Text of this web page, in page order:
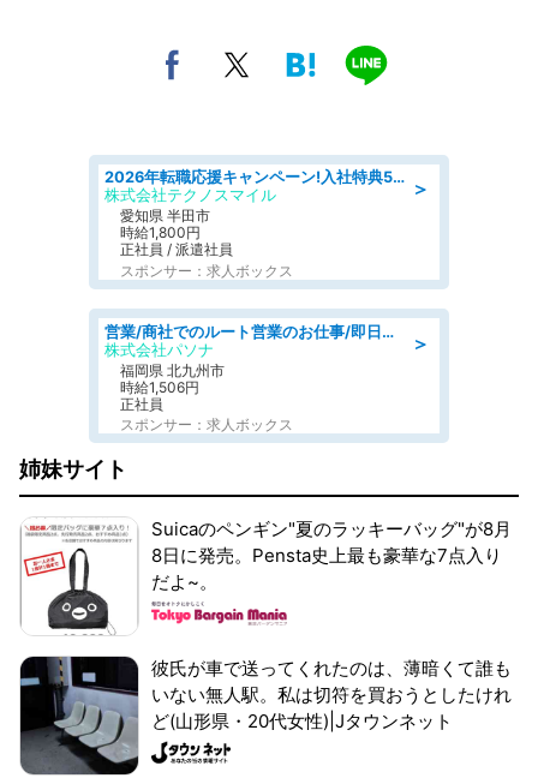
＞
2026年転職応援キャンペーン!入社特典58万円/デンソーで働こう!自動車工場で小型部品の検査業務 denso aichi
株式会社テクノスマイル
愛知県 半田市
時給1,800円
正社員 / 派遣社員
スポンサー：求人ボックス
＞
営業/商社でのルート営業のお仕事/即日勤務可/車通勤可/営業
株式会社パソナ
福岡県 北九州市
時給1,506円
正社員
スポンサー：求人ボックス
姉妹サイト
Suicaのペンギン"夏のラッキーバッグ"が8月
8日に発売。Pensta史上最も豪華な7点入り
だよ~。
彼氏が車で送ってくれたのは、薄暗くて誰も
いない無人駅。私は切符を買おうとしたけれ
ど(山形県・20代女性)|Jタウンネット